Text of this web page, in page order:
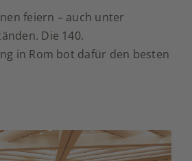
mit
ungewöhnlichem
und
feiern – auch unter
Die 140.
in Rom bot dafür den besten